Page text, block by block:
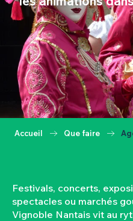
Accueil Que faire
Festivals, concerts,
spectacles ou marchés
Vignoble Nantais vit au